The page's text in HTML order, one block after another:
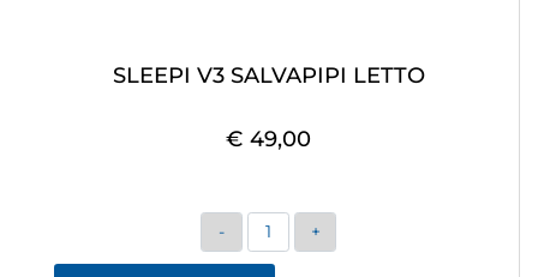
SLEEPI V3 SALVAPIPI LETTO
€ 49,00
Quantità